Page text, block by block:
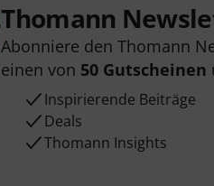
Thomann
Abonniere den Thomann
einen von 50 Gutscheinen
Inspirierende Beiträge
Deals
Thomann Insights